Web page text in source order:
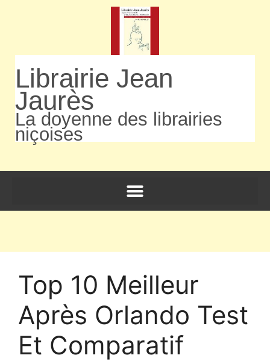
Librairie Jean
Jaurès
La doyenne des librairies
niçoises
Top 10 Meilleur
Après Orlando Test
Et Comparatif